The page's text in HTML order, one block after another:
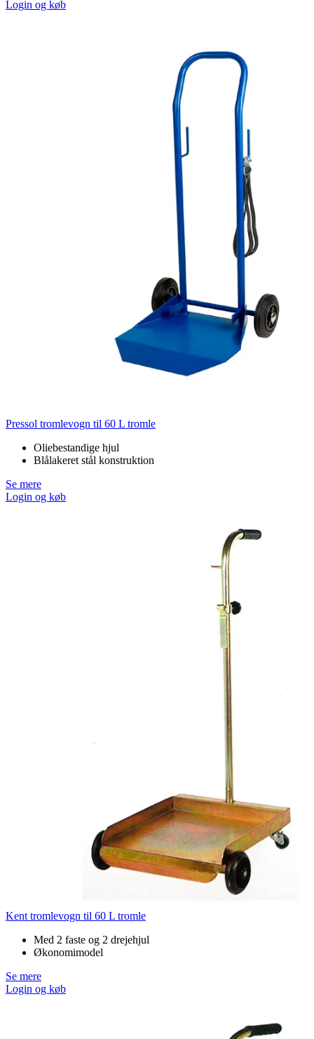
Login og køb
Pressol tromlevogn til 60 L tromle
Oliebestandige hjul
Blålakeret stål konstruktion
Se mere
Login og køb
Kent tromlevogn til 60 L tromle
Med 2 faste og 2 drejehjul
Økonomimodel
Se mere
Login og køb